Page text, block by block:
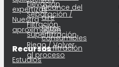
expertizas
Nuestra
aproximación
Recursos
Estudios
Elevación
Separación /
Filtración
Superfiltración
Riego / Volver
al proceso
Alcance del
aire
Otros
consumibles
de filtración